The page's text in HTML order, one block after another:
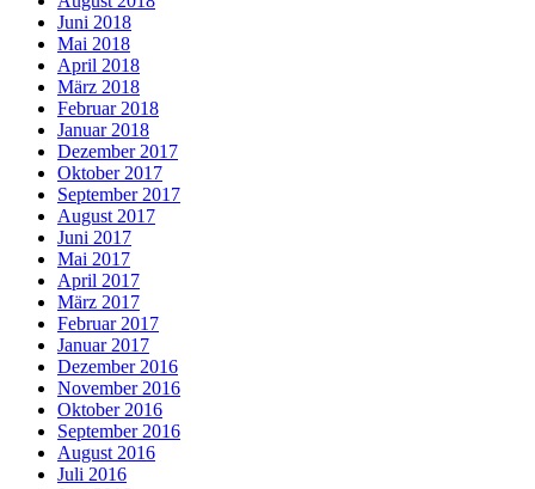
Juni 2018
Mai 2018
April 2018
März 2018
Februar 2018
Januar 2018
Dezember 2017
Oktober 2017
September 2017
August 2017
Juni 2017
Mai 2017
April 2017
März 2017
Februar 2017
Januar 2017
Dezember 2016
November 2016
Oktober 2016
September 2016
August 2016
Juli 2016